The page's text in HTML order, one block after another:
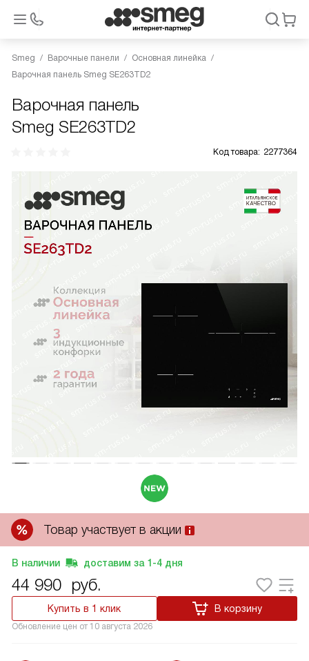
Smeg Варочные панели
Основная линейка
Варочная панель Smeg SE263TD2
Варочная панель
Smeg SE263TD2
Код товара: 2277364
Товар участвует в акции
В наличии доставим за 1-4 дня
44 990 руб.
Купить в 1 клик В корзину
Обновление цен от 10 августа 2026